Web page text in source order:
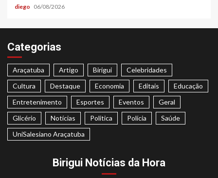
diego 06/08/2026
Categorias
Araçatuba Artigo Birigui
Celebridades
Cultura
Destaque Economia Editais
Educação
Entretenimento
Esportes Eventos
Geral
Glicério
Notícias Politica Polícia
Saúde
UniSalesiano Araçatuba
Birigui Notícias da Hora